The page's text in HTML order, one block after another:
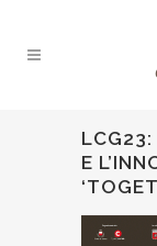
LCG23:
E